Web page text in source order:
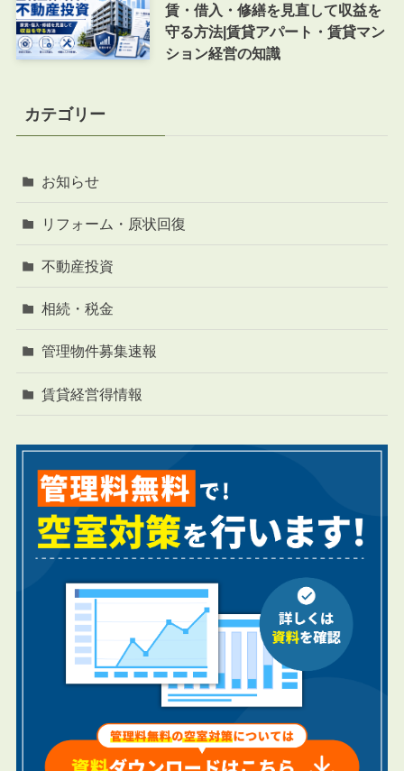
賃・借入・修繕を見直して収益を
守る方法|賃貸アパート・賃貸マン
ション経営の知識
カテゴリー
お知らせ
リフォーム・原状回復
不動産投資
相続・税金
管理物件募集速報
賃貸経営得情報